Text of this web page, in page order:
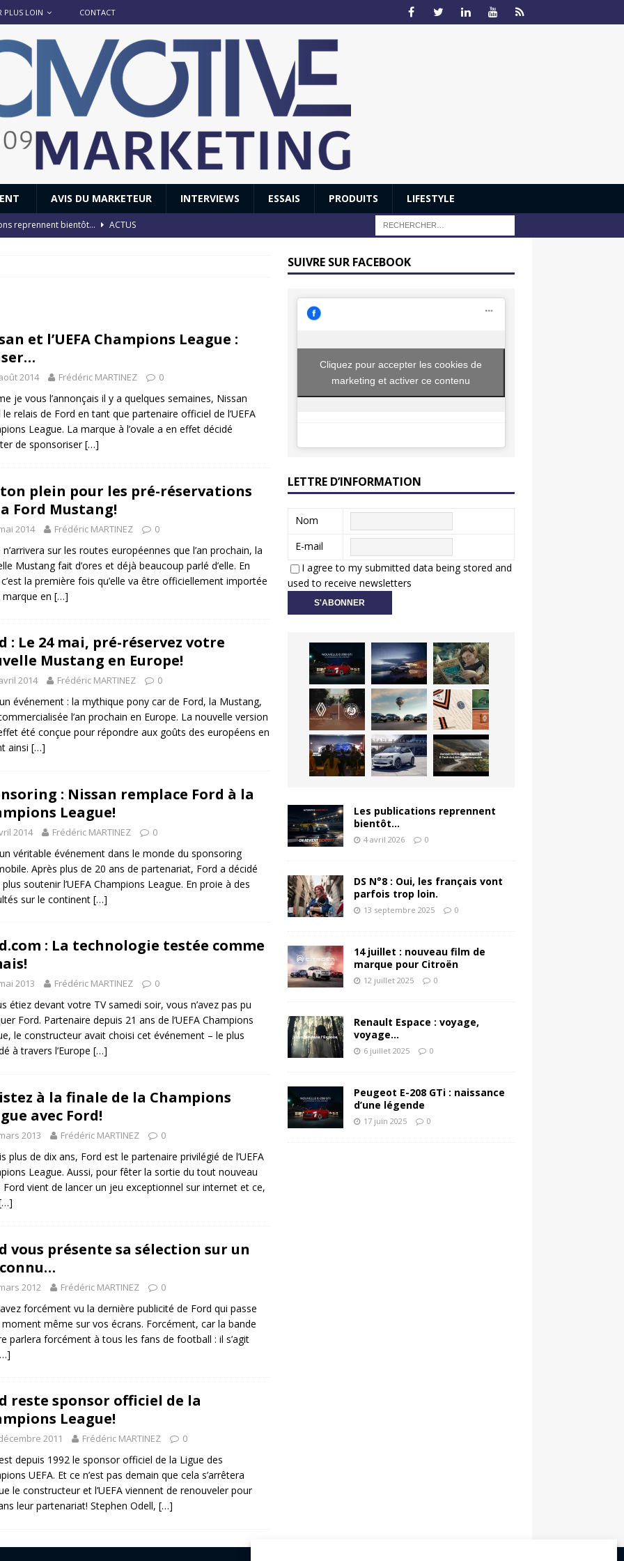
PLUS LOIN CONTACT
AVIS DU MARKETEUR INTERVIEWS ESSAIS PRODUITS LIFESTYLE
reprennent bientôt…
ACTUS
GTi : naissance d’une légende
: Honda dévoile un spot publicitaire… confiné! ACTUS
et l’UEFA Champions League :
2014 Frédéric MARTINEZ 0
je vous l’annonçais il y a quelques semaines, Nissan
le relais de Ford en tant que partenaire officiel de l’UEFA
League. La marque à l’ovale a en effet décidé
de sponsoriser[…]
plein pour les pré-réservations
Ford Mustang!
2014 Frédéric MARTINEZ 0
n’arrivera sur les routes européennes que l’an prochain, la
Mustang fait d’ores et déjà beaucoup parlé d’elle. En
la première fois qu’elle va être officiellement importée
marque en […]
: Le 24 mai, pré-réservez votre
Mustang en Europe!
2014 Frédéric MARTINEZ 0
un événement : la mythique pony car de Ford, la Mustang,
l’an prochain en Europe. La nouvelle version
été conçue pour répondre aux goûts des européens en
ainsi […]
: Nissan remplace Ford à la
League!
2014 Frédéric MARTINEZ 0
un véritable événement dans le monde du sponsoring
Après plus de 20 ans de partenariat, Ford a décidé
soutenir l’UEFA Champions League. En proie à des
sur le continent […]
: La technologie testée comme
2013 Frédéric MARTINEZ 0
étiez devant votre TV samedi soir, vous n’avez pas pu
Ford. Partenaire depuis 21 ans de l’UEFA Champions
le constructeur avait choisi cet événement – le plus
à travers l’Europe […]
à la finale de la Champions
avec Ford!
2013 Frédéric MARTINEZ 0
plus de dix ans, Ford est le partenaire privilégié de l’UEFA
League. Aussi, pour fêter la sortie du tout nouveau
Ford vient de lancer un jeu exceptionnel sur internet et ce,
vous présente sa sélection sur un
2012 Frédéric MARTINEZ 0
forcément vu la dernière publicité de Ford qui passe
moment même sur vos écrans. Forcément, car la bande
parlera forcément à tous les fans de football : il s’agit
reste sponsor officiel de la
League!
2011 Frédéric MARTINEZ 0
depuis 1992 le sponsor officiel de la Ligue des
UEFA. Et ce n’est pas demain que cela s’arrêtera
le constructeur et l’UEFA viennent de renouveler pour
leur partenariat! Stephen Odell, […]
SUIVRE SUR FACEBOOK
Cliquez pour accepter les cookies de
marketing et activer ce contenu
LETTRE D’INFORMATION
Nom
E-mail
I agree to my submitted data being stored and
used to receive newsletters
Les publications reprennent
bientôt…
4 avril 2026 0
DS N°8 : Oui, les français vont
parfois trop loin.
13 septembre 2025 0
14 juillet : nouveau film de
marque pour Citroën
12 juillet 2025 0
Renault Espace : voyage,
voyage…
6 juillet 2025 0
Peugeot E-208 GTi : naissance
d’une légende
17 juin 2025 0